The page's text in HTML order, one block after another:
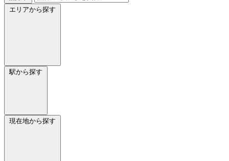
エリアから探す
駅から探す
現在地から探す